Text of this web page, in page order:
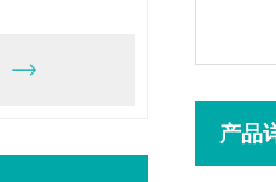
产品